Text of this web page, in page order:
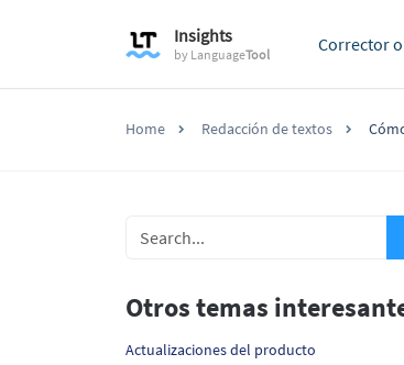
Insights
by LanguageTool Corrector
Home Redacción de textos
Otros temas
Actualizaciones del producto